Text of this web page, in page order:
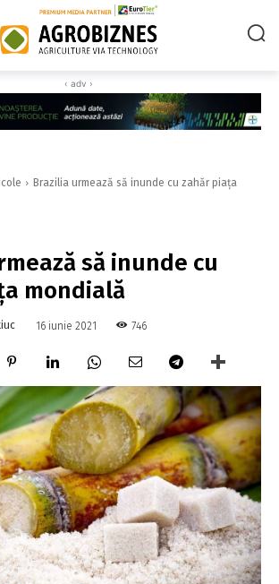
‹ adv ›
Brazilia urmează să inunde cu zahăr piaţa
să inunde cu
mondială
16 iunie 2021 746